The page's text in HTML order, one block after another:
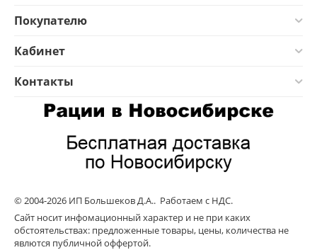
Покупателю
Кабинет
Контакты
© 2004-2026 ИП Большеков Д.А.. Работаем с НДС.
Сайт носит инфомационный характер и не при каких
обстоятельствах: предложенные товары, цены, количества не
явлются публичной оффертой.